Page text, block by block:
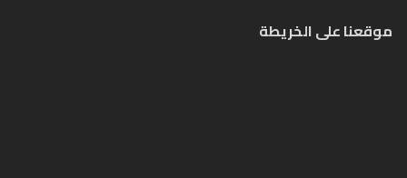
موقعنا على الخريطة